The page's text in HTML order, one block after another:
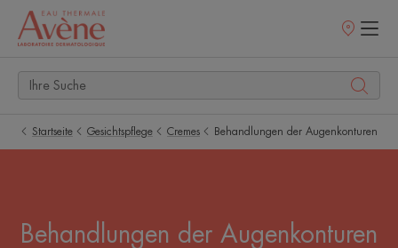
Startseite Gesichtspflege Cremes Behandlungen der Augenkonturen
Behandlungen der Augenkonturen